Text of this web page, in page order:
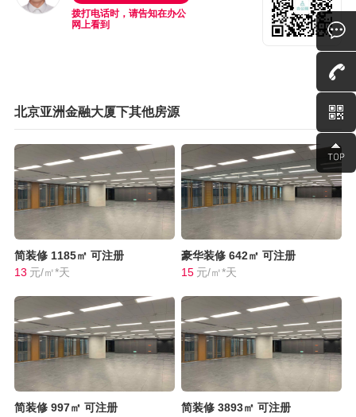
拨打电话时，请告知在办公
网上看到
北京亚洲金融大厦下其他房源
简装修 1185㎡ 可注册
13 元/㎡*天
豪华装修 642㎡ 可注册
15 元/㎡*天
简装修 997㎡ 可注册
简装修 3893㎡ 可注册